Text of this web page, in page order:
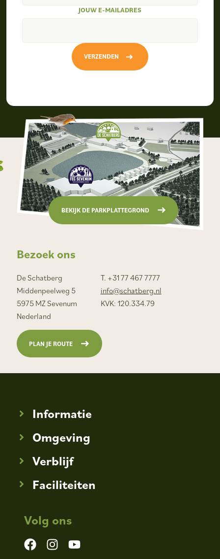
JOUW E-MAILADRES
VERZENDEN
Informatie
Omgeving
Verblijf
Faciliteiten
Volg ons
Bezoek ons
De Schatberg
Middenpeelweg 5
5975 MZ Sevenum
Nederland
T. +31 77 467 7777
info@schatberg.nl
KVK: 120.334.79
PLAN JE ROUTE
BEKIJK DE PARKPLATTEGROND